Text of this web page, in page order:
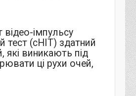
відео-імпульсу
тест (cHIT) здатний
які виникають під
ці рухи очей,